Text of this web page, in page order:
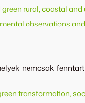
rural, coastal
observations
nemcsak
transformation,